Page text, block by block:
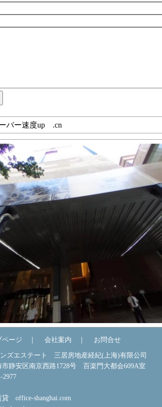
バー速度up .cn
ページ 会社案内 お問合せ
ズエステート 三居房地産経紀(上海)有限公司
静安区南京西路1728号 百楽門大都会609A室
2977
貸 office-shanghai.com